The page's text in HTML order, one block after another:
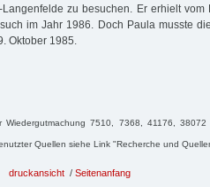
zu besuchen. Er erhielt vom
im Jahr 1986. Doch Paula musste
Oktober 1985.
Wiedergutmachung 7510, 7368, 41176,
Quellen siehe Link "Recherche und
druckansicht / Seitenanfang